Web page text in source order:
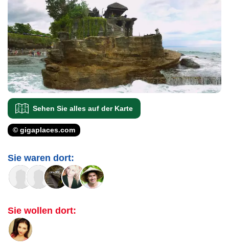
Sehen Sie alles auf der Karte
© gigaplaces.com
Sie waren dort:
Sie wollen dort: